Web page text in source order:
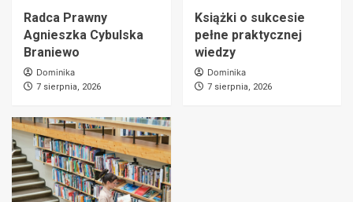
Radca Prawny
Agnieszka Cybulska
Braniewo
Dominika
7 sierpnia, 2026
Książki o sukcesie
pełne praktycznej
wiedzy
Dominika
7 sierpnia, 2026